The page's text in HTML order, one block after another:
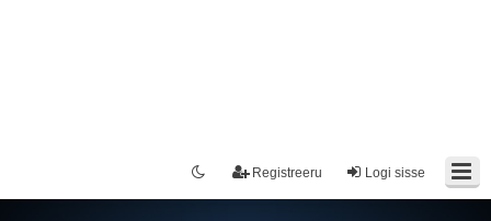
Logi sisse
Registreeru